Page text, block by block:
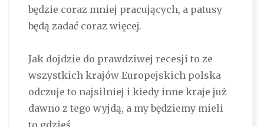
będzie coraz mniej pracujących, a patusy
będą zadać coraz więcej.
Jak dojdzie do prawdziwej recesji to ze
wszystkich krajów Europejskich polska
odczuje to najsilniej i kiedy inne kraje już
dawno z tego wyjdą, a my będziemy mieli